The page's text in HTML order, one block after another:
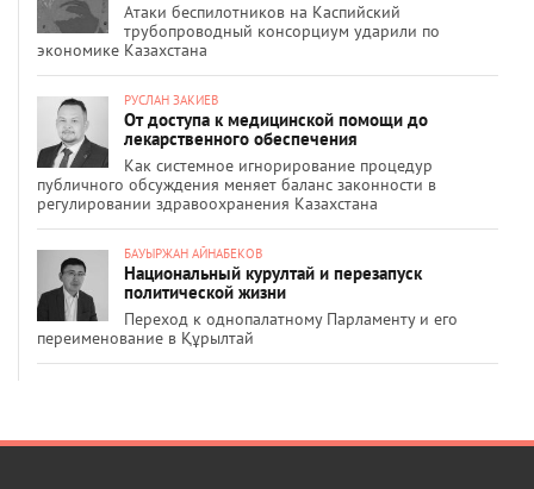
Атаки беспилотников на Каспийский
трубопроводный консорциум ударили по
экономике Казахстана
РУСЛАН ЗАКИЕВ
От доступа к медицинской помощи до
лекарственного обеспечения
Как системное игнорирование процедур
публичного обсуждения меняет баланс законности в
регулировании здравоохранения Казахстана
БАУЫРЖАН АЙНАБЕКОВ
Национальный курултай и перезапуск
политической жизни
Переход к однопалатному Парламенту и его
переименование в Құрылтай